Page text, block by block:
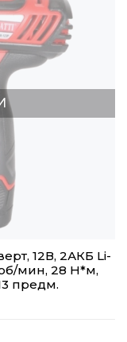
12В, 2АКБ Li-
об/мин, 28 Н*м,
предм.